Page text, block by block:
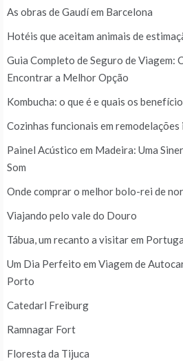
As obras de Gaudí em Barcelona
Hotéis que aceitam animais de
Guia Completo de Seguro de Viagem:
Encontrar a Melhor Opção
Kombucha: o que é e quais os
Cozinhas funcionais em
Painel Acústico em Madeira: Uma
Som
Onde comprar o melhor bolo-rei de
Viajando pelo vale do Douro
Tábua, um recanto a visitar em
Um Dia Perfeito em Viagem de
Porto
Catedarl Freiburg
Ramnagar Fort
Floresta da Tijuca